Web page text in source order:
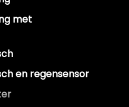
met
en regensensor